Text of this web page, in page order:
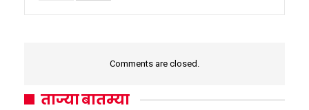
Comments are closed.
ताज्या बातम्या